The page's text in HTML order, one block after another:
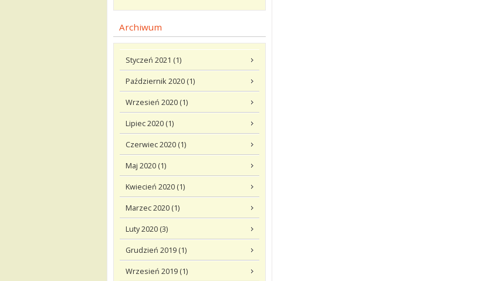
Archiwum
Styczeń 2021 (1)
Październik 2020 (1)
Wrzesień 2020 (1)
Lipiec 2020 (1)
Czerwiec 2020 (1)
Maj 2020 (1)
Kwiecień 2020 (1)
Marzec 2020 (1)
Luty 2020 (3)
Grudzień 2019 (1)
Wrzesień 2019 (1)